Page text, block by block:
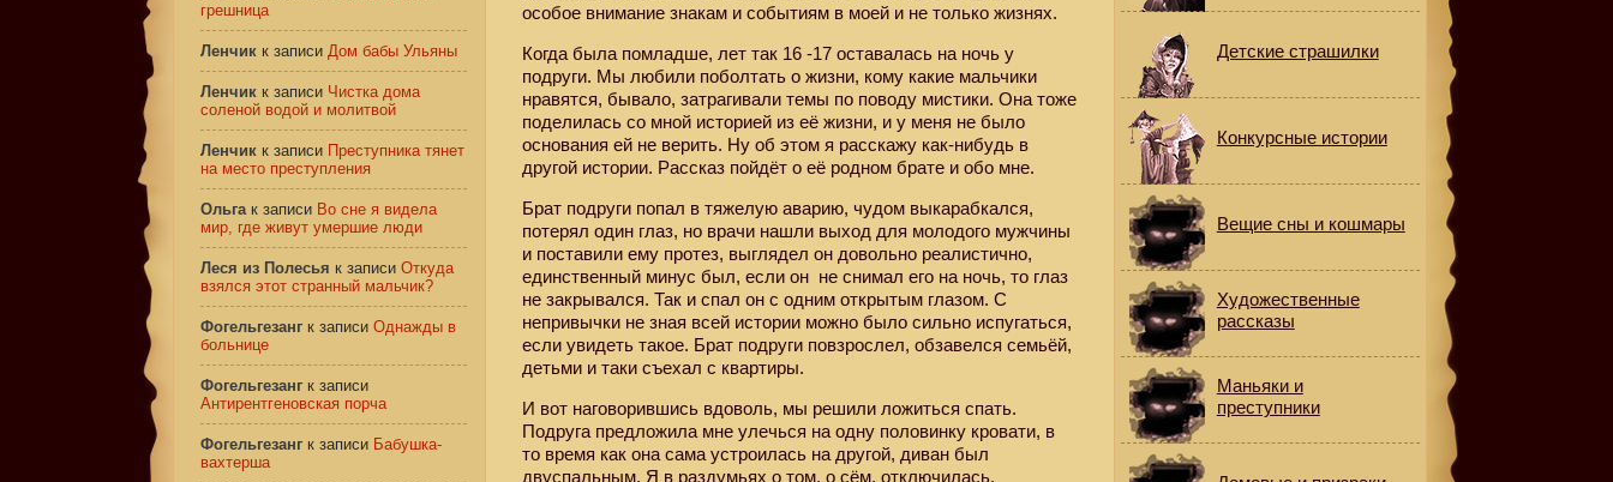
особое внимание знакам и событиям в моей и не только жизнях.
Когда была помладше, лет так 16 -17 оставалась на ночь у
подруги. Мы любили поболтать о жизни, кому какие мальчики
нравятся, бывало, затрагивали темы по поводу мистики. Она тоже
поделилась со мной историей из её жизни, и у меня не было
основания ей не верить. Ну об этом я расскажу как-нибудь в
другой истории. Рассказ пойдёт о её родном брате и обо мне.
Брат подруги попал в тяжелую аварию, чудом выкарабкался,
потерял один глаз, но врачи нашли выход для молодого мужчины
и поставили ему протез, выглядел он довольно реалистично,
единственный минус был, если он не снимал его на ночь, то глаз
не закрывался. Так и спал он с одним открытым глазом. С
непривычки не зная всей истории можно было сильно испугаться,
если увидеть такое. Брат подруги повзрослел, обзавелся семьёй,
детьми и таки съехал с квартиры.
И вот наговорившись вдоволь, мы решили ложиться спать.
Подруга предложила мне улечься на одну половинку кровати, в
то время как она сама устроилась на другой, диван был
двуспальным. Я в раздумьях о том, о сём, отключилась.
грешница
Ленчик к записи Дом бабы Ульяны
Ленчик к записи Чистка дома
соленой водой и молитвой
Ленчик к записи Преступника тянет
на место преступления
Ольгак записи Во сне я видела
мир, где живут умершие люди
Леся из Полесья к записи Откуда
взялся этот странный мальчик?
Фогельгезанг к записи Однажды в
больнице
Фогельгезанг к записи
Антирентгеновская порча
Фогельгезанг к записи Бабушка-
вахтерша
Детские страшилки
Конкурсные истории
Вещие сны и кошмары
Художественные
рассказы
Маньяки и
преступники